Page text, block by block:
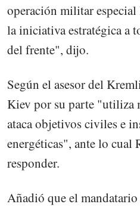
operación militar especial
la iniciativa estratégica a
del frente", dijo.
Según el asesor del
Kiev por su parte "utiliza
ataca objetivos civiles e
energéticas", ante lo cual
responder.
Añadió que el